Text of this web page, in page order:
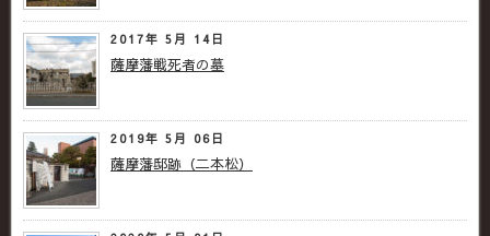
2017年 5月 14日
薩摩藩戦死者の墓
2019年 5月 06日
薩摩藩邸跡（二本松）